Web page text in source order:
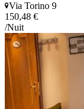
Via Torino 9
150,48 €
/Nuit